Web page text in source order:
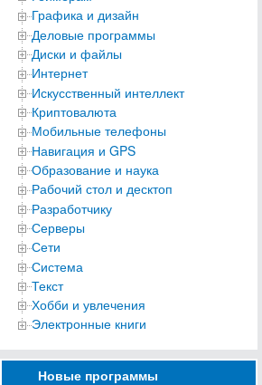
Графика и дизайн
Деловые программы
Диски и файлы
Интернет
Искусственный интеллект
Криптовалюта
Мобильные телефоны
Навигация и GPS
Образование и наука
Рабочий стол и десктоп
Разработчику
Серверы
Сети
Система
Текст
Хобби и увлечения
Электронные книги
Новые программы